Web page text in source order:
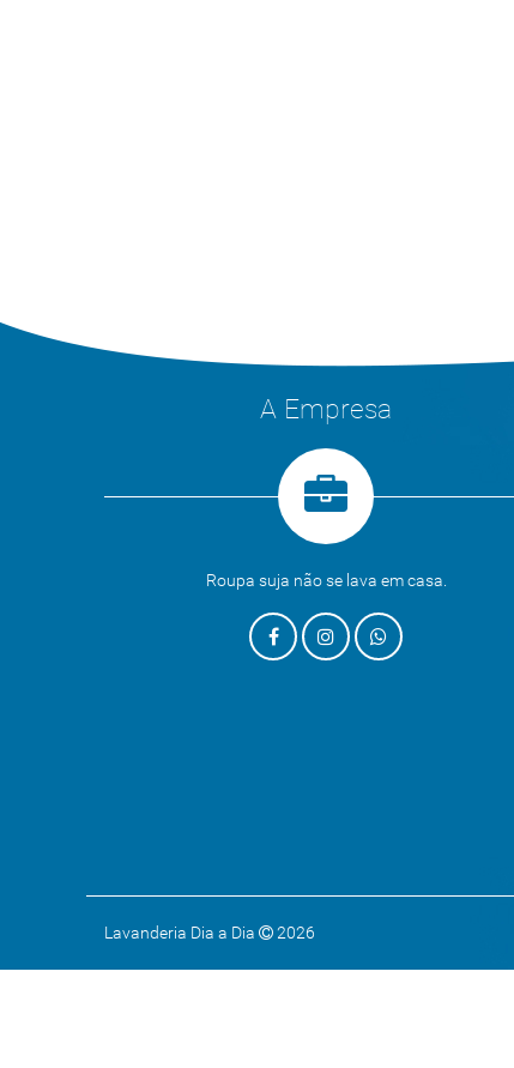
A Empresa
Roupa suja não se lava em casa.
Lavanderia Dia a Dia 2026